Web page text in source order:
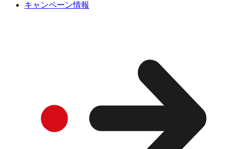
キャンペーン情報